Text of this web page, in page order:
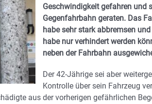
Geschwindigkeit gefahren und
Gegenfahrbahn geraten. Das
habe sehr stark abbremsen
habe nur verhindert werden
neben der Fahrbahn
Der 42-Jährige sei aber
Kontrolle über sein Fahrzeug
aus der vorherigen gefährlichen